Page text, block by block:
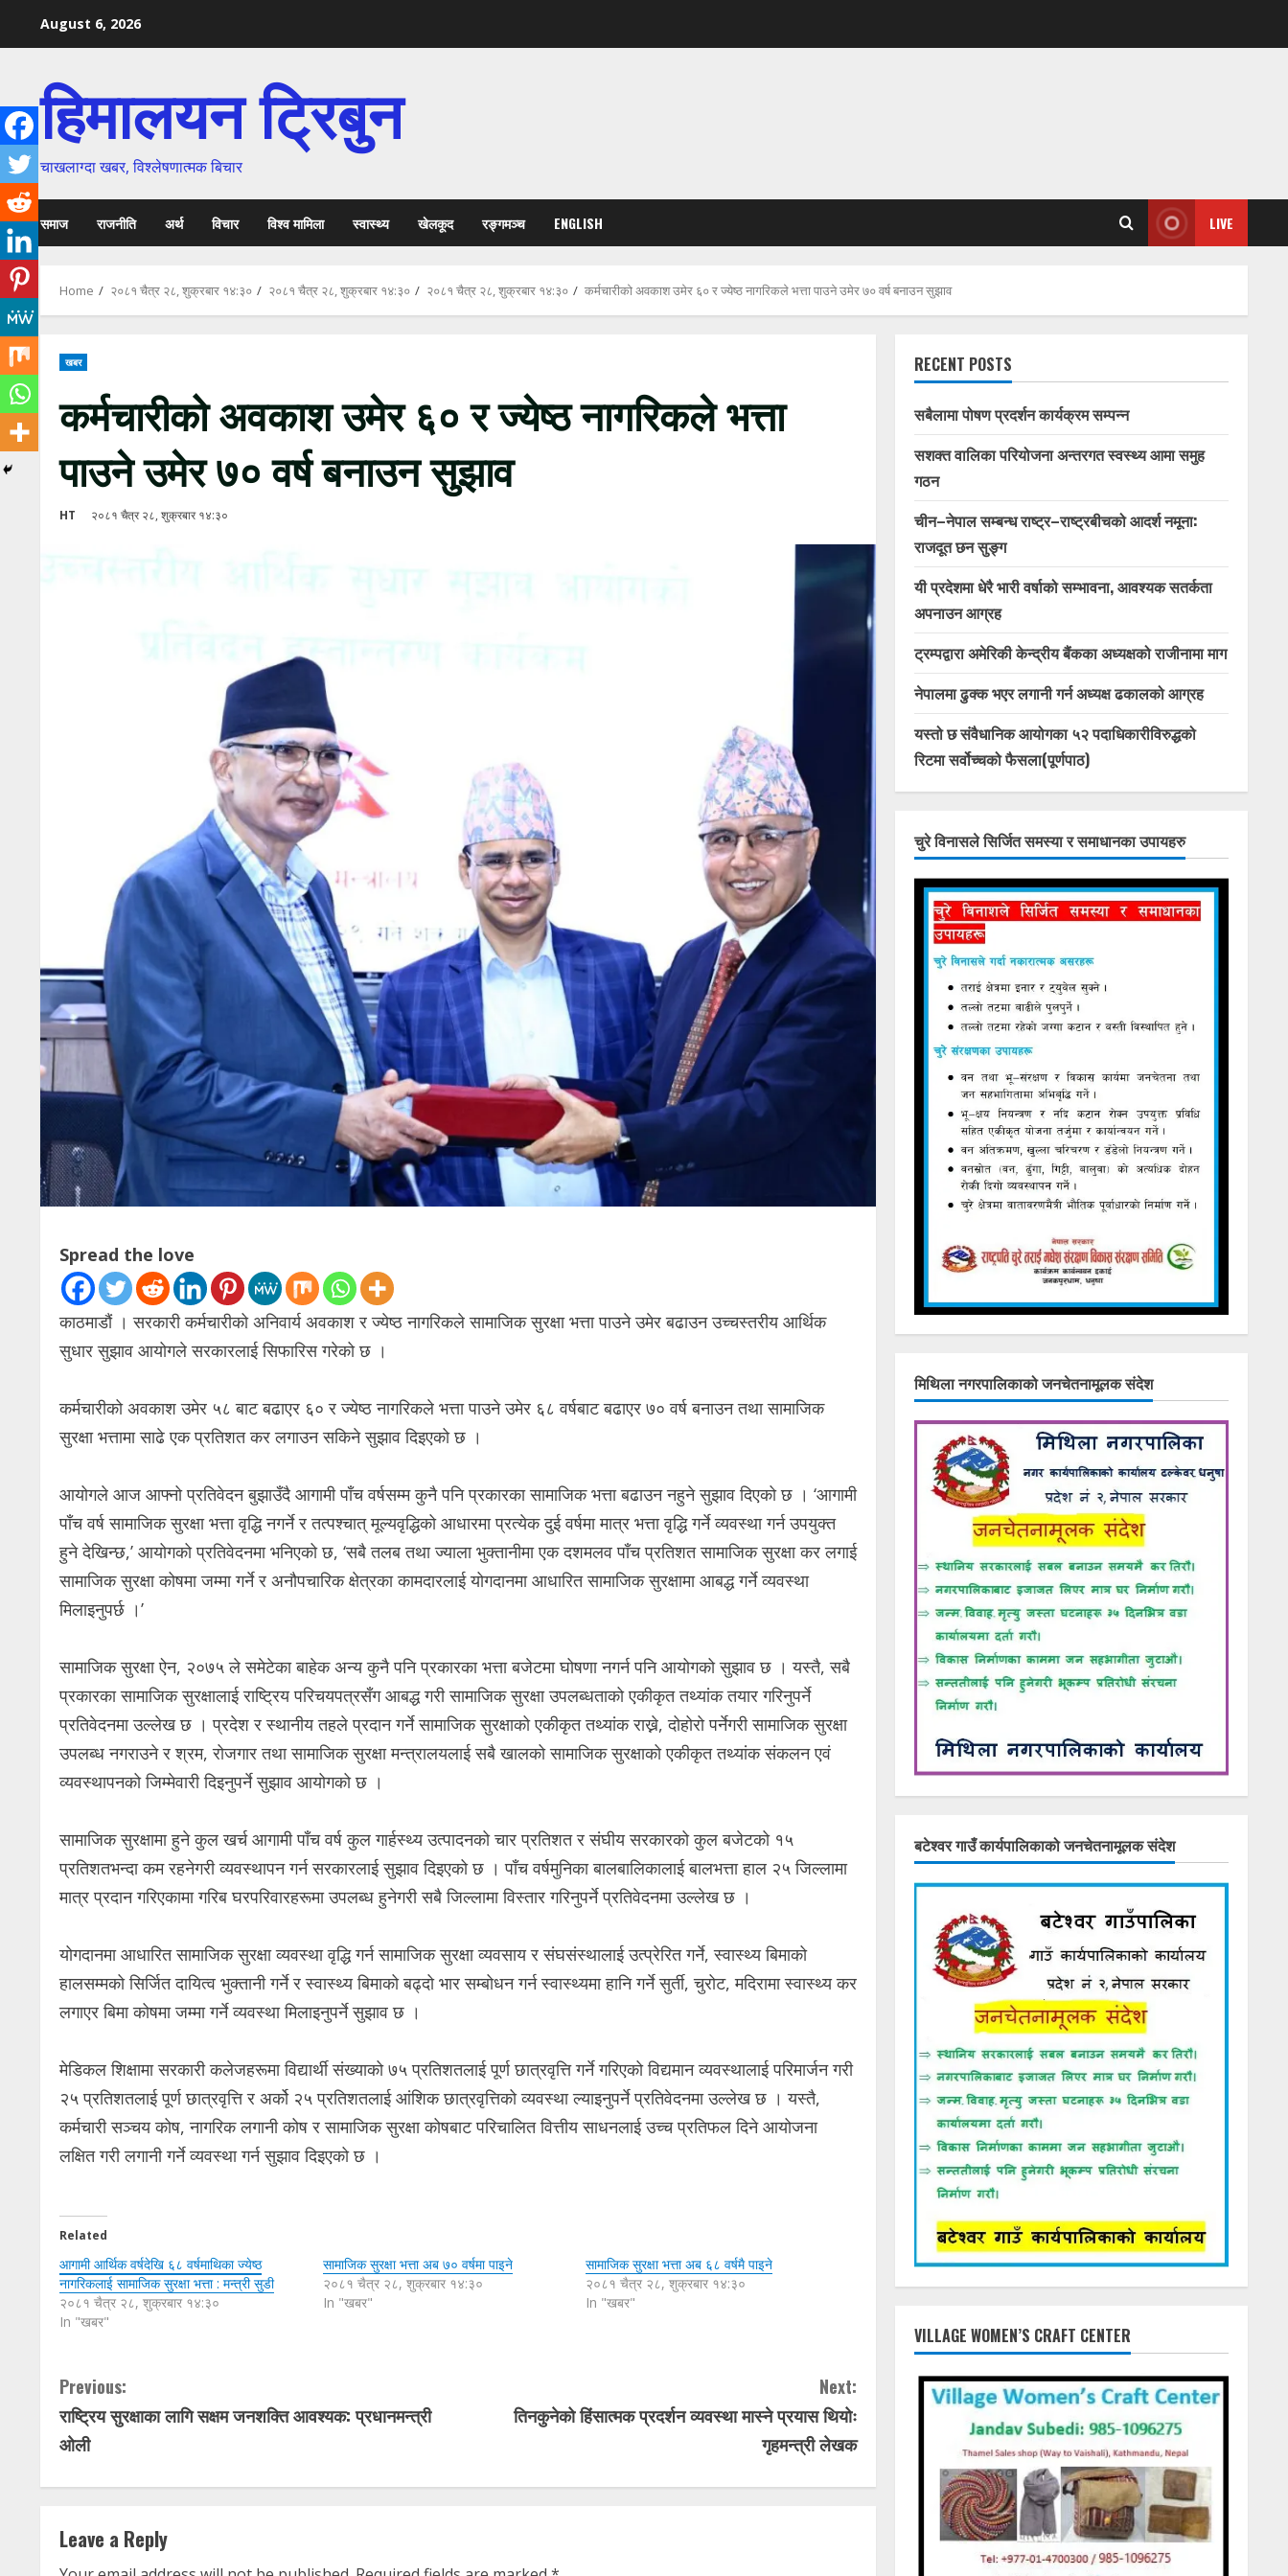
August 6, 2026
हिमालयन ट्रिबुन
चाखलाग्दा खबर, विश्लेषणात्मक बिचार
समाज राजनीति अर्थ विचार विश्व मामिला स्वास्थ्य खेलकूद रङ्गमञ्च ENGLISH LIVE
Home २०८१ चैत्र २८, शुक्रबार १४:३० २०८१ चैत्र २८, शुक्रबार १४:३० २०८१ चैत्र २८, शुक्रबार १४:३० कर्मचारीको अवकाश उमेर ६० र ज्येष्ठ नागरिकले भत्ता पाउने उमेर ७० वर्ष बनाउन सुझाव
खबर
कर्मचारीको अवकाश उमेर ६० र ज्येष्ठ नागरिकले भत्ता
पाउने उमेर ७० वर्ष बनाउन सुझाव
HT २०८१ चैत्र २८, शुक्रबार १४:३०
Spread the love
काठमाडौं । सरकारी कर्मचारीको अनिवार्य अवकाश र ज्येष्ठ नागरिकले सामाजिक सुरक्षा भत्ता पाउने उमेर बढाउन उच्चस्तरीय आर्थिक
सुधार सुझाव आयोगले सरकारलाई सिफारिस गरेको छ ।
कर्मचारीको अवकाश उमेर ५८ बाट बढाएर ६० र ज्येष्ठ नागरिकले भत्ता पाउने उमेर ६८ वर्षबाट बढाएर ७० वर्ष बनाउन तथा सामाजिक
सुरक्षा भत्तामा साढे एक प्रतिशत कर लगाउन सकिने सुझाव दिइएको छ ।
आयोगले आज आफ्नो प्रतिवेदन बुझाउँदै आगामी पाँच वर्षसम्म कुनै पनि प्रकारका सामाजिक भत्ता बढाउन नहुने सुझाव दिएको छ । ‘आगामी
पाँच वर्ष सामाजिक सुरक्षा भत्ता वृद्धि नगर्ने र तत्पश्चात् मूल्यवृद्धिको आधारमा प्रत्येक दुई वर्षमा मात्र भत्ता वृद्धि गर्ने व्यवस्था गर्न उपयुक्त
हुने देखिन्छ,’ आयोगको प्रतिवेदनमा भनिएको छ, ‘सबै तलब तथा ज्याला भुक्तानीमा एक दशमलव पाँच प्रतिशत सामाजिक सुरक्षा कर लगाई
सामाजिक सुरक्षा कोषमा जम्मा गर्ने र अनौपचारिक क्षेत्रका कामदारलाई योगदानमा आधारित सामाजिक सुरक्षामा आबद्ध गर्ने व्यवस्था
मिलाइनुपर्छ ।’
सामाजिक सुरक्षा ऐन, २०७५ ले समेटेका बाहेक अन्य कुनै पनि प्रकारका भत्ता बजेटमा घोषणा नगर्न पनि आयोगको सुझाव छ । यस्तै, सबै
प्रकारका सामाजिक सुरक्षालाई राष्ट्रिय परिचयपत्रसँग आबद्ध गरी सामाजिक सुरक्षा उपलब्धताको एकीकृत तथ्यांक तयार गरिनुपर्ने
प्रतिवेदनमा उल्लेख छ । प्रदेश र स्थानीय तहले प्रदान गर्ने सामाजिक सुरक्षाको एकीकृत तथ्यांक राख्ने, दोहोरो पर्नेगरी सामाजिक सुरक्षा
उपलब्ध नगराउने र श्रम, रोजगार तथा सामाजिक सुरक्षा मन्त्रालयलाई सबै खालको सामाजिक सुरक्षाको एकीकृत तथ्यांक संकलन एवं
व्यवस्थापनको जिम्मेवारी दिइनुपर्ने सुझाव आयोगको छ ।
सामाजिक सुरक्षामा हुने कुल खर्च आगामी पाँच वर्ष कुल गार्हस्थ्य उत्पादनको चार प्रतिशत र संघीय सरकारको कुल बजेटको १५
प्रतिशतभन्दा कम रहनेगरी व्यवस्थापन गर्न सरकारलाई सुझाव दिइएको छ । पाँच वर्षमुनिका बालबालिकालाई बालभत्ता हाल २५ जिल्लामा
मात्र प्रदान गरिएकामा गरिब घरपरिवारहरूमा उपलब्ध हुनेगरी सबै जिल्लामा विस्तार गरिनुपर्ने प्रतिवेदनमा उल्लेख छ ।
योगदानमा आधारित सामाजिक सुरक्षा व्यवस्था वृद्धि गर्न सामाजिक सुरक्षा व्यवसाय र संघसंस्थालाई उत्प्रेरित गर्ने, स्वास्थ्य बिमाको
हालसम्मको सिर्जित दायित्व भुक्तानी गर्ने र स्वास्थ्य बिमाको बढ्दो भार सम्बोधन गर्न स्वास्थ्यमा हानि गर्ने सुर्ती, चुरोट, मदिरामा स्वास्थ्य कर
लगाएर बिमा कोषमा जम्मा गर्ने व्यवस्था मिलाइनुपर्ने सुझाव छ ।
मेडिकल शिक्षामा सरकारी कलेजहरूमा विद्यार्थी संख्याको ७५ प्रतिशतलाई पूर्ण छात्रवृत्ति गर्ने गरिएको विद्यमान व्यवस्थालाई परिमार्जन गरी
२५ प्रतिशतलाई पूर्ण छात्रवृत्ति र अर्को २५ प्रतिशतलाई आंशिक छात्रवृत्तिको व्यवस्था ल्याइनुपर्ने प्रतिवेदनमा उल्लेख छ । यस्तै,
कर्मचारी सञ्चय कोष, नागरिक लगानी कोष र सामाजिक सुरक्षा कोषबाट परिचालित वित्तीय साधनलाई उच्च प्रतिफल दिने आयोजना
लक्षित गरी लगानी गर्ने व्यवस्था गर्न सुझाव दिइएको छ ।
Related
आगामी आर्थिक वर्षदेखि ६८ वर्षमाथिका ज्येष्ठ
नागरिकलाई सामाजिक सुरक्षा भत्ता : मन्त्री सुडी
२०८१ चैत्र २८, शुक्रबार १४:३०
In "खबर"
सामाजिक सुरक्षा भत्ता अब ७० वर्षमा पाइने
२०८१ चैत्र २८, शुक्रबार १४:३०
In "खबर"
सामाजिक सुरक्षा भत्ता अब ६८ वर्षमै पाइने
२०८१ चैत्र २८, शुक्रबार १४:३०
In "खबर"
C
o
i
Previous:
राष्ट्रिय सुरक्षाका लागि सक्षम जनशक्ति आवश्यक: प्रधानमन्त्री
ओली
Next:
तिनकुनेको हिंसात्मक प्रदर्शन व्यवस्था मास्ने प्रयास थियोः
गृहमन्त्री लेखक
Leave a Reply
RECENT POSTS
सबैलामा पोषण प्रदर्शन कार्यक्रम सम्पन्न
सशक्त वालिका परियोजना अन्तरगत स्वस्थ्य आमा समुह
गठन
चीन–नेपाल सम्बन्ध राष्ट्र–राष्ट्रबीचको आदर्श नमूना:
राजदूत छन सुङ्ग
यी प्रदेशमा धेरै भारी वर्षाको सम्भावना, आवश्यक सतर्कता
अपनाउन आग्रह
ट्रम्पद्वारा अमेरिकी केन्द्रीय बैंकका अध्यक्षको राजीनामा माग
नेपालमा ढुक्क भएर लगानी गर्न अध्यक्ष ढकालको आग्रह
यस्तो छ संवैधानिक आयोगका ५२ पदाधिकारीविरुद्धको
रिटमा सर्वोच्चको फैसला(पूर्णपाठ)
चुरे विनासले सिर्जित समस्या र समाधानका उपायहरु
मिथिला नगरपालिकाको जनचेतनामूलक संदेश
बटेश्वर गाउँ कार्यपालिकाको जनचेतनामूलक संदेश
VILLAGE WOMEN’S CRAFT CENTER